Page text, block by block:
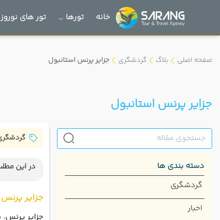
خانه تورها تور های نوروز 1405
صفحه اصلی بلاگ گردشگری جزایر پرنس استانبول
جزایر پرنس استانبول
دسته بندی ها
گردشگری
اخبار
در این
جزایر
جزایر پرنس